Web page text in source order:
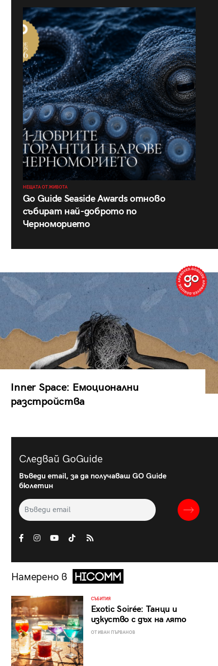
НЕЩАТА ОТ ЖИВОТА
Go Guide Seaside Awards отново
събират най-доброто по
Черноморието
Inner Space: Емоционални
разстройства
Следвай GoGuide
Въведи email, за да получаваш GO Guide
бюлетин
Намерено в
СЪБИТИЯ
Exotic Soirée: Танци и
изкуство с дъх на лято
ОТ ИВАН ПЪРВАНОВ